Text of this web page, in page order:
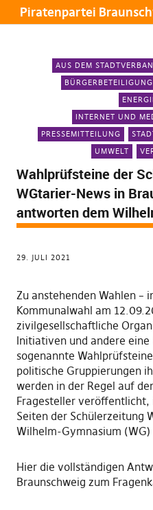
Piratenpartei
AUS DEM
BÜRGERBETEILIGUNG
INTERNET UND
PRESSEMITTEILUNG
UMWELT
Wahlprüfsteine der
WGtarier-News in
antworten dem
29. JULI 2021
Zu anstehenden Wahlen –
Kommunalwahl am
zivilgesellschaftliche
Initiativen und andere eine
sogenannte
politische Gruppierungen
werden in der Regel auf
Fragesteller veröffentlicht,
Seiten der Schülerzeitung
Wilhelm-Gymnasium (WG)
Hier die vollständigen
Braunschweig zum